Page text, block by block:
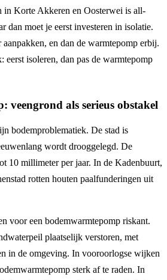
in Korte Akkeren en Oosterwei is all-
dan moet je eerst investeren in isolatie.
en dan de warmtepomp erbij.
isoleren, dan pas de warmtepomp
veengrond als serieus obstakel
bodemproblematiek. De stad is
wordt drooggelegd. De
10 millimeter per jaar. In de Kadenbuurt,
rotten houten paalfunderingen uit
voor een bodemwarmtepomp riskant.
plaatselijk verstoren, met
in de omgeving. In vooroorlogse wijken
sterk af te raden. In